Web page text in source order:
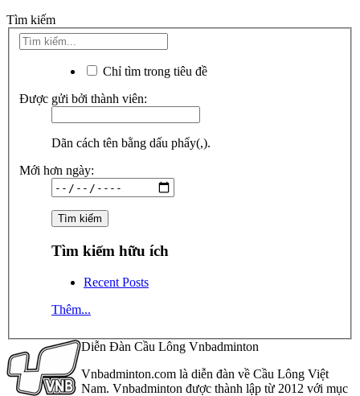
Tìm kiếm
Chỉ tìm trong tiêu đề
Được gửi bởi thành viên:
Dãn cách tên bằng dấu phẩy(,).
Mới hơn ngày:
Tìm kiếm hữu ích
Recent Posts
Thêm...
Diễn Đàn Cầu Lông Vnbadminton
Vnbadminton.com là diễn đàn về Cầu Lông Việt
Nam. Vnbadminton được thành lập từ 2012 với mục